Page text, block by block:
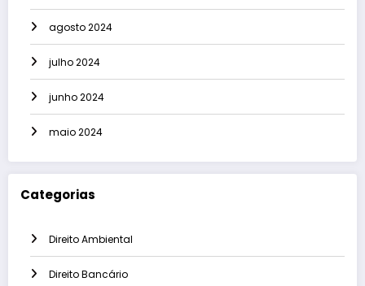
agosto 2024
julho 2024
junho 2024
maio 2024
Categorias
Direito Ambiental
Direito Bancário